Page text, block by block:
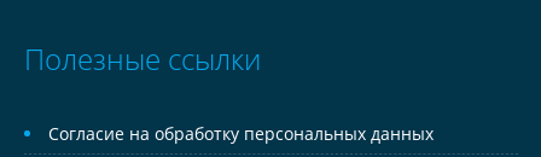
Полезные ссылки
Согласие на обработку персональных данных